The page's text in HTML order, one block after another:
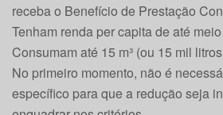
receba o Benefício de Prestação
Tenham renda per capita de até
Consumam até 15 m³ (ou 15 mil
No primeiro momento, não é
específico para que a redução seja